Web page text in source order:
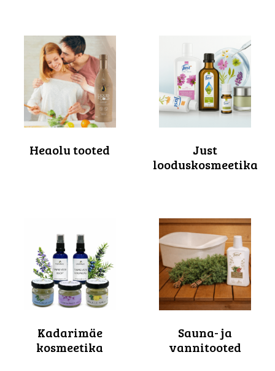
Heaolu tooted
Just
looduskosmeetika
Kadarimäe
kosmeetika
Sauna- ja
vannitooted